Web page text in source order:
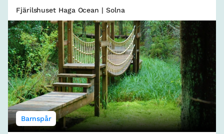
Fjärilshuset Haga Ocean | Solna
Barnspår